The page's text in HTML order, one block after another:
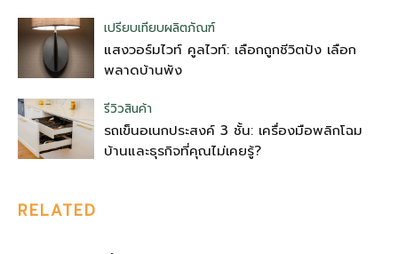
เปรียบเทียบผลิตภัณฑ์
แสงวอร์มไวท์ คูลไวท์: เลือกถูกชีวิตปัง เลือก
พลาดบ้านพัง
รีวิวสินค้า
รถเข็นอเนกประสงค์ 3 ชั้น: เครื่องมือพลิกโฉม
บ้านและธุรกิจที่คุณไม่เคยรู้?
RELATED